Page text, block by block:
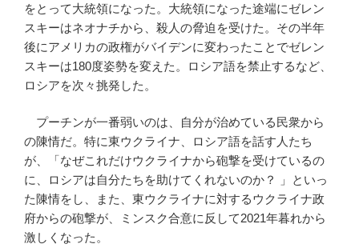
をとって大統領になった。大統領になった途端にゼレン
スキーはネオナチから、殺人の脅迫を受けた。その半年
後にアメリカの政権がバイデンに変わったことでゼレン
スキーは180度姿勢を変えた。ロシア語を禁止するなど、
ロシアを次々挑発した。
プーチンが一番弱いのは、自分が治めている民衆から
の陳情だ。特に東ウクライナ、ロシア語を話す人たち
が、「なぜこれだけウクライナから砲撃を受けているの
に、ロシアは自分たちを助けてくれないのか？ 」といっ
た陳情をし、また、東ウクライナに対するウクライナ政
府からの砲撃が、ミンスク合意に反して2021年暮れから
激しくなった。